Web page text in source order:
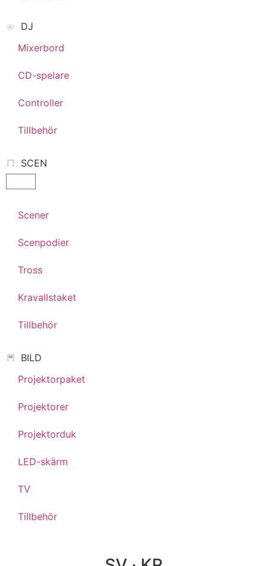
DJ
Mixerbord
CD-spelare
Controller
Tillbehör
SCEN
Scener
Scenpodier
Tross
Kravallstaket
Tillbehör
BILD
Projektorpaket
Projektorer
Projektorduk
LED-skärm
TV
Tillbehör